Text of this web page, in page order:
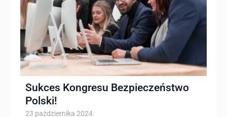
Sukces Kongresu Bezpieczeństwo
Polski!
23 października 2024